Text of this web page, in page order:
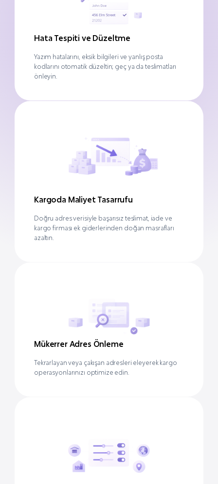
Hata Tespiti ve Düzeltme
Yazım hatalarını, eksik bilgileri ve yanlış posta
kodlarını otomatik düzeltin; geç ya da teslimatları
önleyin.
Kargoda Maliyet Tasarrufu
Doğru adres verisiyle başarısız teslimat, iade ve
kargo firması ek giderlerinden doğan masrafları
azaltın.
Mükerrer Adres Önleme
Tekrarlayan veya çakışan adresleri eleyerek kargo
operasyonlarınızı optimize edin.